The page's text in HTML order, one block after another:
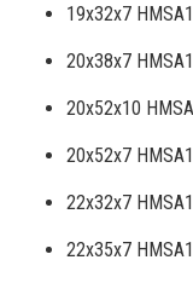
19x32x7
20x38x7
20x52x10
20x52x7
22x32x7
22x35x7